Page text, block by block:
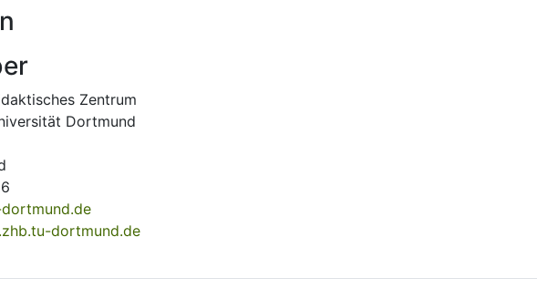
Zentrum
Dortmund
dortmund.de